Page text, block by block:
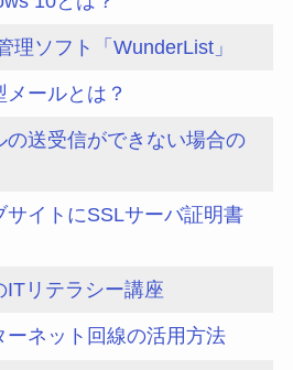
理ソフト「WunderList」
メールとは？
の送受信ができない場合の
サイトにSSLサーバ証明書
ITリテラシー講座
ーネット回線の活用方法